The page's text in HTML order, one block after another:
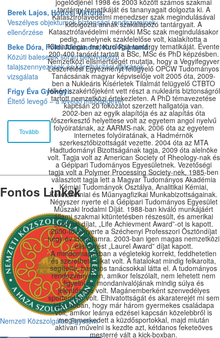
jogelődjénél 1998 és 2003 között számos szakmai
tantárgy tematikáját és tananyagait dolgozta ki. A
Katasztrófavédelmi menedzser szak megindulásával
kidolgozta annak szakalapozó tantárgyait. A
Katasztrófavédelmi mérnöki MSc szak megindulásakor
pedig, amelynek szakfelelőse volt, kialakította a
Klimatológia, meteorológia tantárgy tematikáját. Évente
200-400 tanórát tartott a BSc, MSc és PhD képzésben.
Nemzetközi elismertségét mutatja, hogy a Vegyifegyver
Leszerelési Egyezményt felügyelő OPCW Tudományos
Tanácsának magyar képviselője volt 2005 óta, 2009-
ben a Nukleáris Kísérletek Tilalmát felügyelő CTBTO
felkért szakértőjeként vett részt a nukleáris biztonságról
tartott nemzetközi értekezleten. A PhD témavezetése
kapcsán 20 fokozatot szerzett hallgatója van.
2002-ben az egyik alapítója és az alapítás óta
főszerkesztő helyettese volt az egyetem angol nyelvű
folyóiratának, az AARMS-nak. 2006 óta az egyetem
internetes folyóiratának, a Hadmérnök
szerkesztőbizottságát vezette. 2004 óta az MTA
Hadtudományi Bizottságának tagja, 2009 óta alelnöke
volt. Tagja volt az American Society of Rheology-nak és
a Gépipari Tudományos Egyesületnek. Vezetőségi
tagja volt a Polymer Processing Society-nek, 1985-ben
választott tagja lett a Magyar Tudományos Akadémia
Kémiai Tudományok Osztálya, Analitikai Kémiai,
Kolloidkémiai és Műanyagfizikai Munkabizottságainak.
Négyszer nyerte el a Gépipari Tudományos Egyesület
Műszaki Irodalmi Díját. 1988-ban kiváló munkájáért
állami szakmai kitüntetésben részesült, és amerikai
szakmai díjat, „Life Achievment Award”-ot is kapott.
2000-től elnyerte a Széchenyi Professzori Ösztöndíjat
négy év időtartamra. 2003-ban igen magas nemzetközi
elismerést „Laurel Award” díjat kapott.
A mindennapokban a végletekig korrekt, feddhetetlen
és szerethető alkat volt. A fiatalokat mindig felkarolta,
segítette, hasznos tanácsokkal látta el. A tudományos
rendezvényeken, amikor felszólalt, nem lehetett nem
figyelni rá, mondanivalójának mindig súlya és
jelentősége volt. Magánemberként szenvedélyes
sportember volt. Elhivatottságát és akaraterejét mi sem
jelzi jobban, hogy már három gyermekes családapa
volt, amikor leánya edzései kapcsán közelebbről is
megismerkedett a küzdősportokkal, majd miután
aktívan művelni is kezdte azt, kétdanos feketeöves
mesterré vált a kick-boxban.
Berek Lajos, Hódosi Viktória:
Veszélyes objektumok biztonsági rendszereinek
ellenőrzése
Beke Dóra, Földi Alexandra, Kuti Rajmund:
Közúti balesetek során bekövetkező
talajszennyezések és kárelhárítási eljárások
vizsgálata
Frigy Éva Gyöngyi:
Éltető levegő – a levegő minőségével
kapcsolatos problémák összefoglalása.
Hábermayer Tamás, Túriné Barta Ágnes,
Sárossy Gábor, Kiefaber Gábor:
A katasztrófavédelmi műveletek támogatása
önkéntesek bevonásával
Tovább
Fontos Linkek
Nemzeti Közszolgálati Egyetem